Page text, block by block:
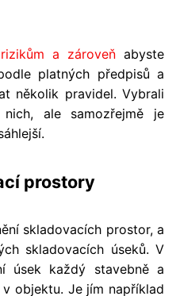
rizikům a zároveň abyste
platných předpisů a
několik pravidel. Vybrali
ale samozřejmě je
prostory
skladovacích prostor, a
skladovacích úseků. V
úsek každý stavebně a
objektu. Je jím například